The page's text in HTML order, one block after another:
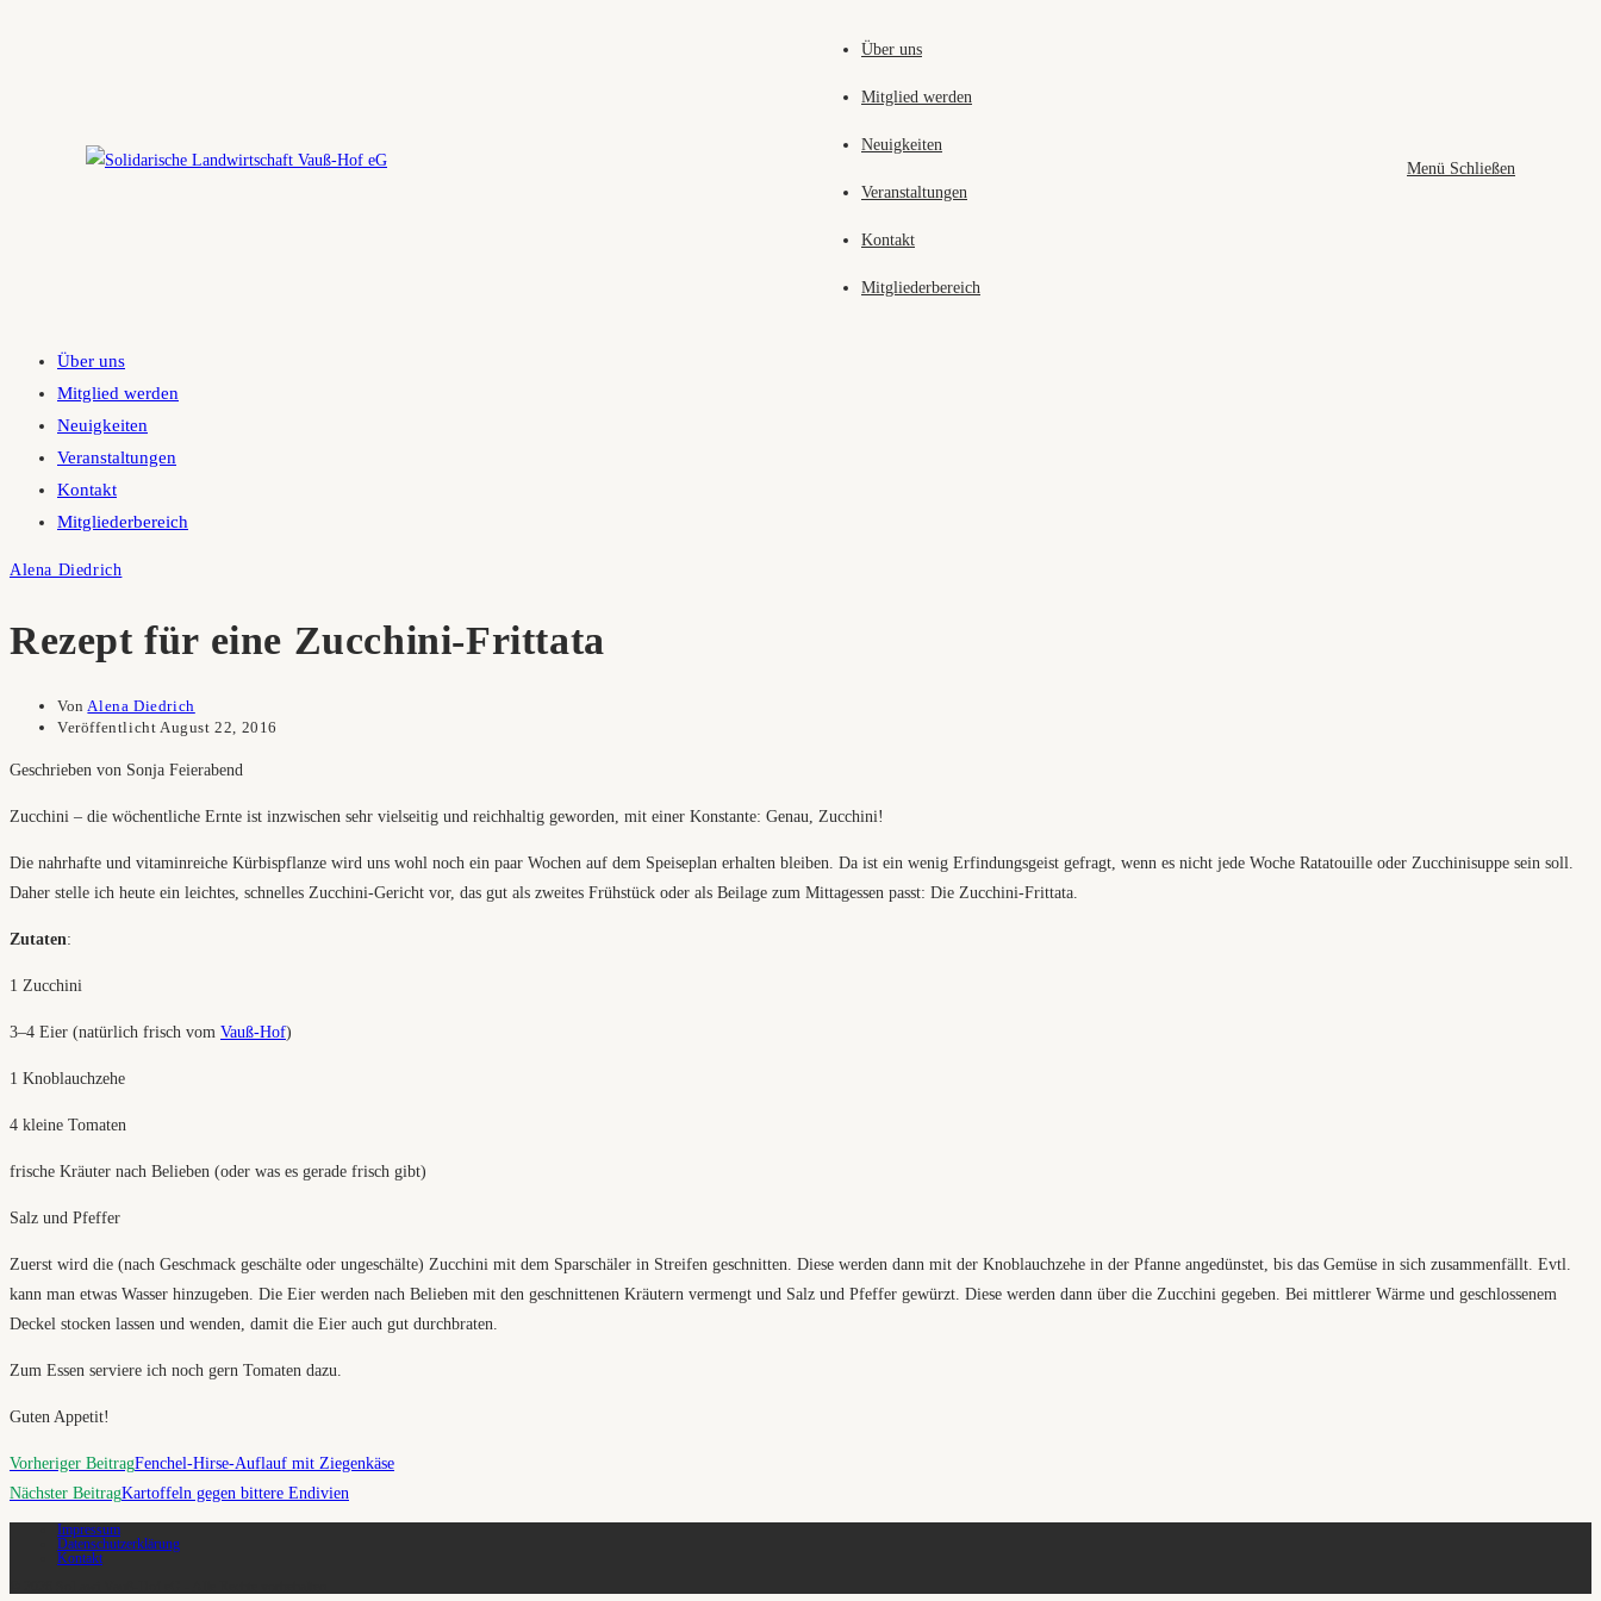
Über uns
Mitglied werden
Neuigkeiten
Veranstaltungen
Kontakt
Mitgliederbereich
Menü Schließen
Über uns
Mitglied werden
Neuigkeiten
Veranstaltungen
Kontakt
Mitgliederbereich
Alena Diedrich
Rezept für eine Zucchini-Frittata
Von Alena Diedrich
Veröffentlicht August 22, 2016
Geschrieben von Sonja Feierabend
Zucchini – die wöchentliche Ernte ist inzwischen sehr vielseitig und reichhaltig geworden, mit einer Konstante: Genau, Zucchini!
Die nahrhafte und vitaminreiche Kürbispflanze wird uns wohl noch ein paar Wochen auf dem Speiseplan erhalten bleiben. Da ist ein wenig Erfindungsgeist gefragt, wenn es nicht jede Woche Ratatouille oder Zucchinisuppe sein soll.
Daher stelle ich heute ein leichtes, schnelles Zucchini-Gericht vor, das gut als zweites Frühstück oder als Beilage zum Mittagessen passt: Die Zucchini-Frittata.
Zutaten:
1 Zucchini
3–4 Eier (natürlich frisch vom Vauß-Hof)
1 Knoblauchzehe
4 kleine Tomaten
frische Kräuter nach Belieben (oder was es gerade frisch gibt)
Salz und Pfeffer
Zuerst wird die (nach Geschmack geschälte oder ungeschälte) Zucchini mit dem Sparschäler in Streifen geschnitten. Diese werden dann mit der Knoblauchzehe in der Pfanne angedünstet, bis das Gemüse in sich zusammenfällt. Evtl.
kann man etwas Wasser hinzugeben. Die Eier werden nach Belieben mit den geschnittenen Kräutern vermengt und Salz und Pfeffer gewürzt. Diese werden dann über die Zucchini gegeben. Bei mittlerer Wärme und geschlossenem
Deckel stocken lassen und wenden, damit die Eier auch gut durchbraten.
Zum Essen serviere ich noch gern Tomaten dazu.
Guten Appetit!
Weitere
Artikel
ansehen
Vorheriger BeitragFenchel-Hirse-Auflauf mit Ziegenkäse
Nächster BeitragKartoffeln gegen bittere Endivien
Impressum
Datenschutzerklärung
Kontakt